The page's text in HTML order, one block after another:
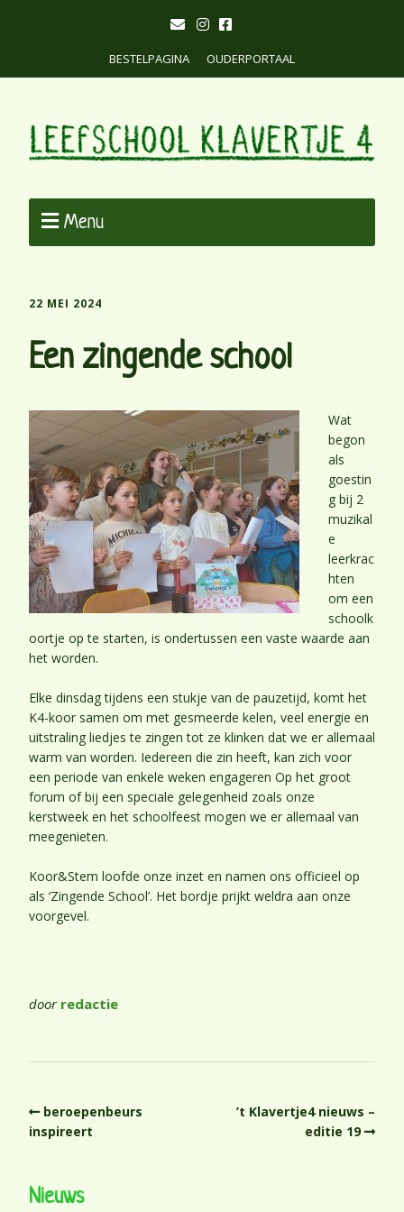
BESTELPAGINA OUDERPORTAAL
Menu
22 MEI 2024
Een zingende school
Wat
begon
als
goestin
g bij 2
muzikal
e
leerkrac
hten
om een
schoolk
oortje op te starten, is ondertussen een vaste waarde aan
het worden.
Elke dinsdag tijdens een stukje van de pauzetijd, komt het
K4-koor samen om met gesmeerde kelen, veel energie en
uitstraling liedjes te zingen tot ze klinken dat we er allemaal
warm van worden. Iedereen die zin heeft, kan zich voor
een periode van enkele weken engageren Op het groot
forum of bij een speciale gelegenheid zoals onze
kerstweek en het schoolfeest mogen we er allemaal van
meegenieten.
Koor&Stem loofde onze inzet en namen ons officieel op
als ‘Zingende School’. Het bordje prijkt weldra aan onze
voorgevel.
door redactie
beroepenbeurs
inspireert
’t Klavertje4 nieuws –
editie 19
Nieuws